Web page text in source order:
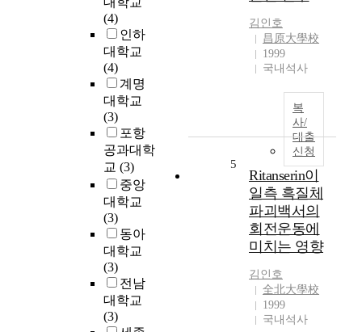
(4)
인하
대학교
(4)
계명
대학교
(3)
포항
공과대학
교 (3)
중앙
대학교
(3)
동아
대학교
(3)
전남
대학교
(3)
증
김인호
昌原大學校
1999
국내석사
복
사/
대출
신청
5
Ritanserin이
일측 흑질체
파괴백서의
회전운동에
미치는 영향
김인호
全北大學校
1999
국내석사